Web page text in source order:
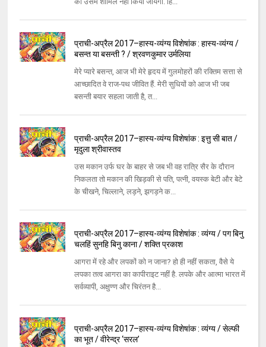
प्राची-अप्रैल 2017–हास्य-व्यंग्य विशेषांक : हास्य-व्यंग्य /
बसन्त या बसन्ती ? / श्रवणकुमार उर्मलिया
मेरे प्यारे बसन्त, आज भी मेरे हृदय में गुलमोहरों की रक्तिम सत्ता से
आच्छादित वे राज-पथ जीवित हैं. मेरी सुधियों को आज भी जब
बसन्ती बयार सहला जाती है, त...
प्राची-अप्रैल 2017–हास्य-व्यंग्य विशेषांक : इत्तु सी बात /
मृदुला श्रीवास्तव
उस मकान उर्फ घर के बाहर से जब भी वह रात्रि सैर के दौरान
निकलता तो मकान की खिड़की से पति, पत्नी, वयस्क बेटी और बेटे
के चीखने, चिल्लाने, लड़ने, झगड़ने क...
प्राची-अप्रैल 2017–हास्य-व्यंग्य विशेषांक : व्यंग्य / पग बिनु
चलहिं सुनहि बिनु काना / शक्ति प्रकाश
आगरा में रहे और लपकों को न जाना? हो ही नहीं सकता, वैसे ये
लपका तत्व आगरा का कापीराइट नहीं है. लपके और आत्मा भारत में
सर्वव्यापी, अक्षुण्ण और चिरंतन है...
प्राची-अप्रैल 2017–हास्य-व्यंग्य विशेषांक : व्यंग्य / सेल्फी
का भूत / वीरेन्द्र ‘सरल’